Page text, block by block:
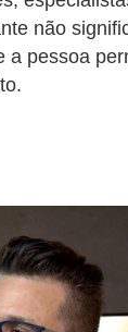
não
a pessoa